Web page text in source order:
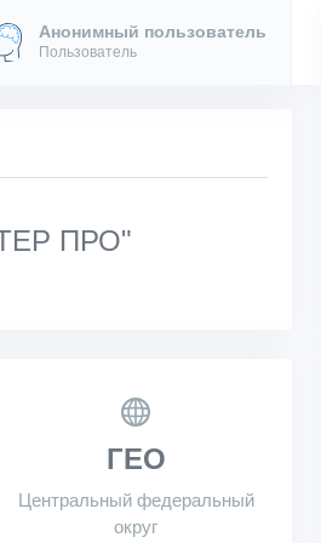
Анонимный пользователь
Пользователь
ПРО"
ГЕО
Центральный федеральный
округ